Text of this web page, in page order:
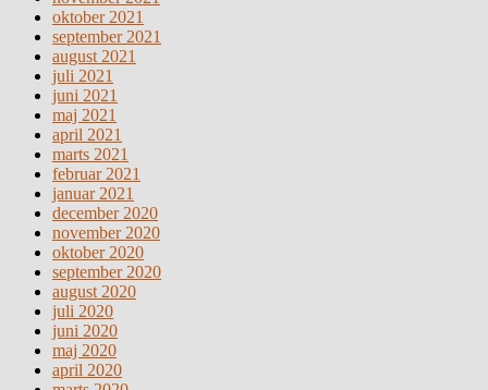
oktober 2021
september 2021
august 2021
juli 2021
juni 2021
maj 2021
april 2021
marts 2021
februar 2021
januar 2021
december 2020
november 2020
oktober 2020
september 2020
august 2020
juli 2020
juni 2020
maj 2020
april 2020